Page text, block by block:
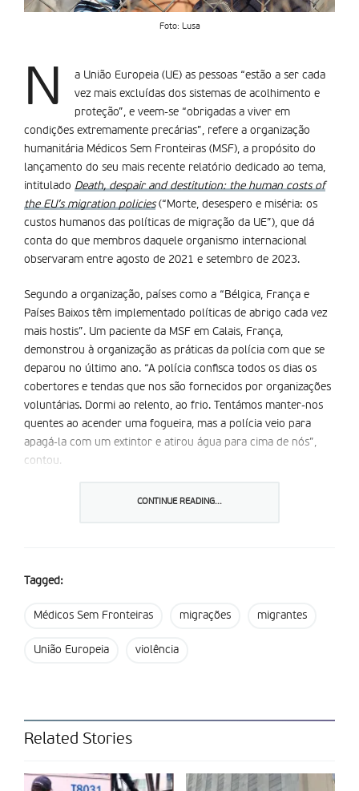
Foto: Lusa
N
a União Europeia (UE) as pessoas “estão a ser cada
vez mais excluídas dos sistemas de acolhimento e
proteção”, e veem-se “obrigadas a viver em
condições extremamente precárias”, refere a organização
humanitária Médicos Sem Fronteiras (MSF), a propósito do
lançamento do seu mais recente relatório dedicado ao tema,
intitulado Death, despair and destitution: the human costs of
the EU’s migration policies(“Morte, desespero e miséria: os
custos humanos das políticas de migração da UE”), que dá
conta do que membros daquele organismo internacional
observaram entre agosto de 2021 e setembro de 2023.
Segundo a organização, países como a “Bélgica, França e
Países Baixos têm implementado políticas de abrigo cada vez
mais hostis”. Um paciente da MSF em Calais, França,
demonstrou à organização as práticas da polícia com que se
deparou no último ano. “A polícia confisca todos os dias os
cobertores e tendas que nos são fornecidos por organizações
voluntárias. Dormi ao relento, ao frio. Tentámos manter-nos
quentes ao acender uma fogueira, mas a polícia veio para
apagá-la com um extintor e atirou água para cima de nós”,
contou.
A MSF indica que Estados como a “França, Bélgica e Reino
tal durante a avaliação de idade”. “Essas políticas hostis
aponta a organização.
a alojamento, enfrentam a precariedade, o isolamento e
deixam-nos expostos a riscos adicionais decorrentes de uma
CONTINUE READING...
Tagged:
Médicos Sem Fronteiras migrações migrantes
União Europeia violência
Related Stories